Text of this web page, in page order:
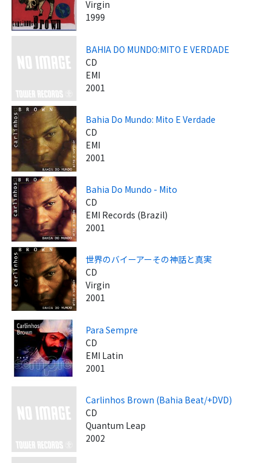
Virgin
1999
BAHIA DO MUNDO:MITO E VERDADE
CD
EMI
2001
Bahia Do Mundo: Mito E Verdade
CD
EMI
2001
Bahia Do Mundo - Mito
CD
EMI Records (Brazil)
2001
世界のバイーアーその神話と真実
CD
Virgin
2001
Para Sempre
CD
EMI Latin
2001
Carlinhos Brown (Bahia Beat/+DVD)
CD
Quantum Leap
2002